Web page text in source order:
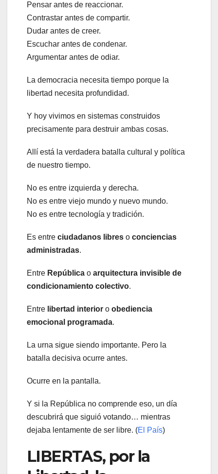
Pensar antes de reaccionar.
Contrastar antes de compartir.
Dudar antes de creer.
Escuchar antes de condenar.
Argumentar antes de odiar.
La democracia necesita tiempo porque la
libertad necesita profundidad.
Y hoy vivimos en sistemas construidos
precisamente para destruir ambas cosas.
Allí está la verdadera batalla cultural y política
de nuestro tiempo.
No es entre izquierda y derecha.
No es entre viejo mundo y nuevo mundo.
No es entre tecnología y tradición.
Es entre ciudadanos libres o conciencias
administradas.
Entre República o arquitectura invisible de
condicionamiento colectivo.
Entre libertad interior o obediencia
emocional programada.
La urna sigue siendo importante. Pero la
batalla decisiva ocurre antes.
Ocurre en la pantalla.
Y si la República no comprende eso, un día
descubrirá que siguió votando… mientras
dejaba lentamente de ser libre. (El País)
LIBERTAS, por la